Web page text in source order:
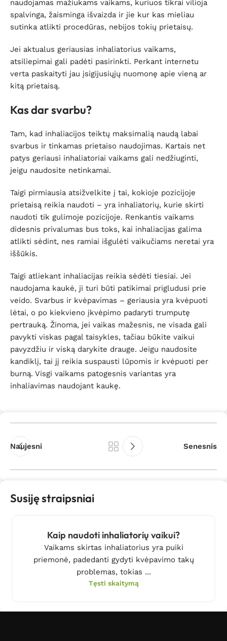
naudojamas mažiukams vaikams, kuriuos tikrai vilioja
spalvinga, žaisminga išvaizda ir jie kur kas mieliau
sutinka atlikti procedūras, nebijos tokių prietaisų.
Jei aktualus geriausias inhaliatorius vaikams,
atsiliepimai gali padėti pasirinkti. Perkant internetu
verta paskaityti jau įsigijusiųjų nuomonę apie vieną ar
kitą prietaisą.
Kas dar svarbu?
Tam, kad inhaliacijos teiktų maksimalią naudą labai
svarbus ir tinkamas prietaiso naudojimas. Kartais net
patys geriausi inhaliatoriai vaikams gali nedžiuginti,
jeigu naudosite netinkamai.
Taigi pirmiausia atsižvelkite į tai, kokioje pozicijoje
prietaisą reikia naudoti – yra inhaliatorių, kurie skirti
naudoti tik gulimoje pozicijoje. Renkantis vaikams
didesnis privalumas bus toks, kai inhaliacijas galima
atlikti sėdint, nes ramiai išgulėti vaikučiams neretai yra
iššūkis.
Taigi atliekant inhaliacijas reikia sėdėti tiesiai. Jei
naudojama kaukė, ji turi būti patikimai prigludusi prie
veido. Svarbus ir kvėpavimas – geriausia yra kvėpuoti
lėtai, o po kiekvieno įkvėpimo padaryti trumputę
pertrauką. Žinoma, jei vaikas mažesnis, ne visada gali
pavykti viskas pagal taisykles, tačiau būkite vaikui
pavyzdžiu ir viską darykite drauge. Jeigu naudosite
kandiklį, tai jį reikia suspausti lūpomis ir kvėpuoti per
burną. Visgi vaikams patogesnis variantas yra
inhaliavimas naudojant kaukę.
Naujesni Senesnis
Susiję straipsniai
Kaip naudoti inhaliatorių vaikui?
Vaikams skirtas inhaliatorius yra puiki
priemonė, padedanti gydyti kvėpavimo takų
problemas, tokias ...
Tęsti skaitymą